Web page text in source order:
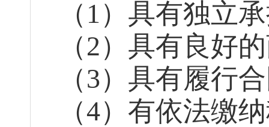
（ 1）具有独立
（2）具有良好
（3）具有履行
（4）有依法缴